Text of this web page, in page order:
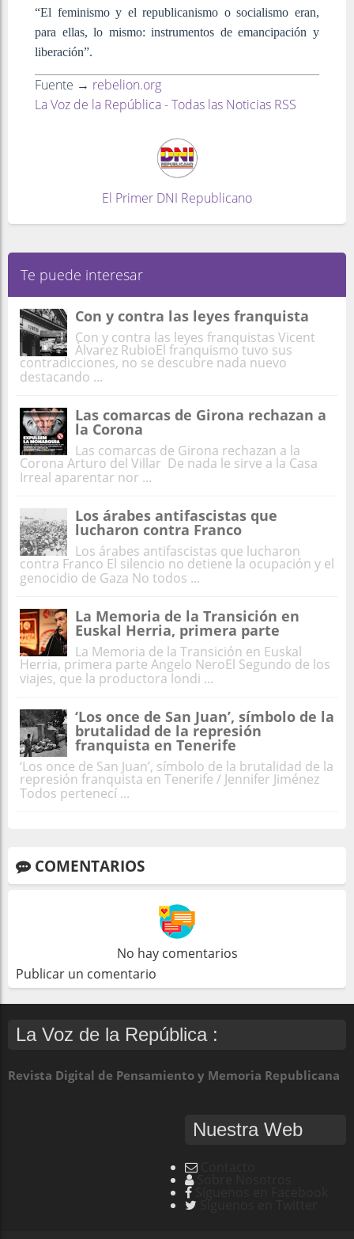
“El feminismo y el republicanismo o socialismo eran,
para ellas, lo mismo: instrumentos de emancipación y
liberación”.
Fuente → rebelion.org
La Voz de la República - Todas las Noticias RSS
El Primer DNI Republicano
Te puede interesar
Con y contra las leyes franquista
Con y contra las leyes franquistas Vicent
Àlvarez RubioEl franquismo tuvo sus
contradicciones, no se descubre nada nuevo
destacando ...
Las comarcas de Girona rechazan a
la Corona
Las comarcas de Girona rechazan a la
Corona Arturo del Villar De nada le sirve a la Casa
Irreal aparentar nor ...
Los árabes antifascistas que
lucharon contra Franco
Los árabes antifascistas que lucharon
contra Franco El silencio no detiene la ocupación y el
genocidio de Gaza No todos ...
La Memoria de la Transición en
Euskal Herria, primera parte
La Memoria de la Transición en Euskal
Herria, primera parte Angelo NeroEl Segundo de los
viajes, que la productora londi ...
‘Los once de San Juan’, símbolo de la
brutalidad de la represión
franquista en Tenerife
‘Los once de San Juan’, símbolo de la brutalidad de la
represión franquista en Tenerife / Jennifer Jiménez
Todos pertenecí ...
COMENTARIOS
No hay comentarios
Publicar un comentario
La Voz de la República :
Revista Digital de Pensamiento y Memoria Republicana
Nuestra Web